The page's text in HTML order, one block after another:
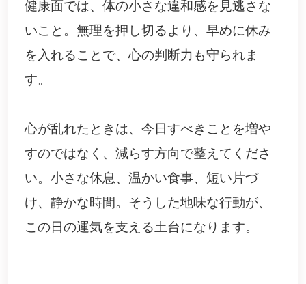
健康面では、体の小さな違和感を見逃さな
いこと。無理を押し切るより、早めに休み
を入れることで、心の判断力も守られま
す。
心が乱れたときは、今日すべきことを増や
すのではなく、減らす方向で整えてくださ
い。小さな休息、温かい食事、短い片づ
け、静かな時間。そうした地味な行動が、
この日の運気を支える土台になります。